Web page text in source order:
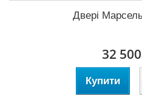
Двері
32
Купити